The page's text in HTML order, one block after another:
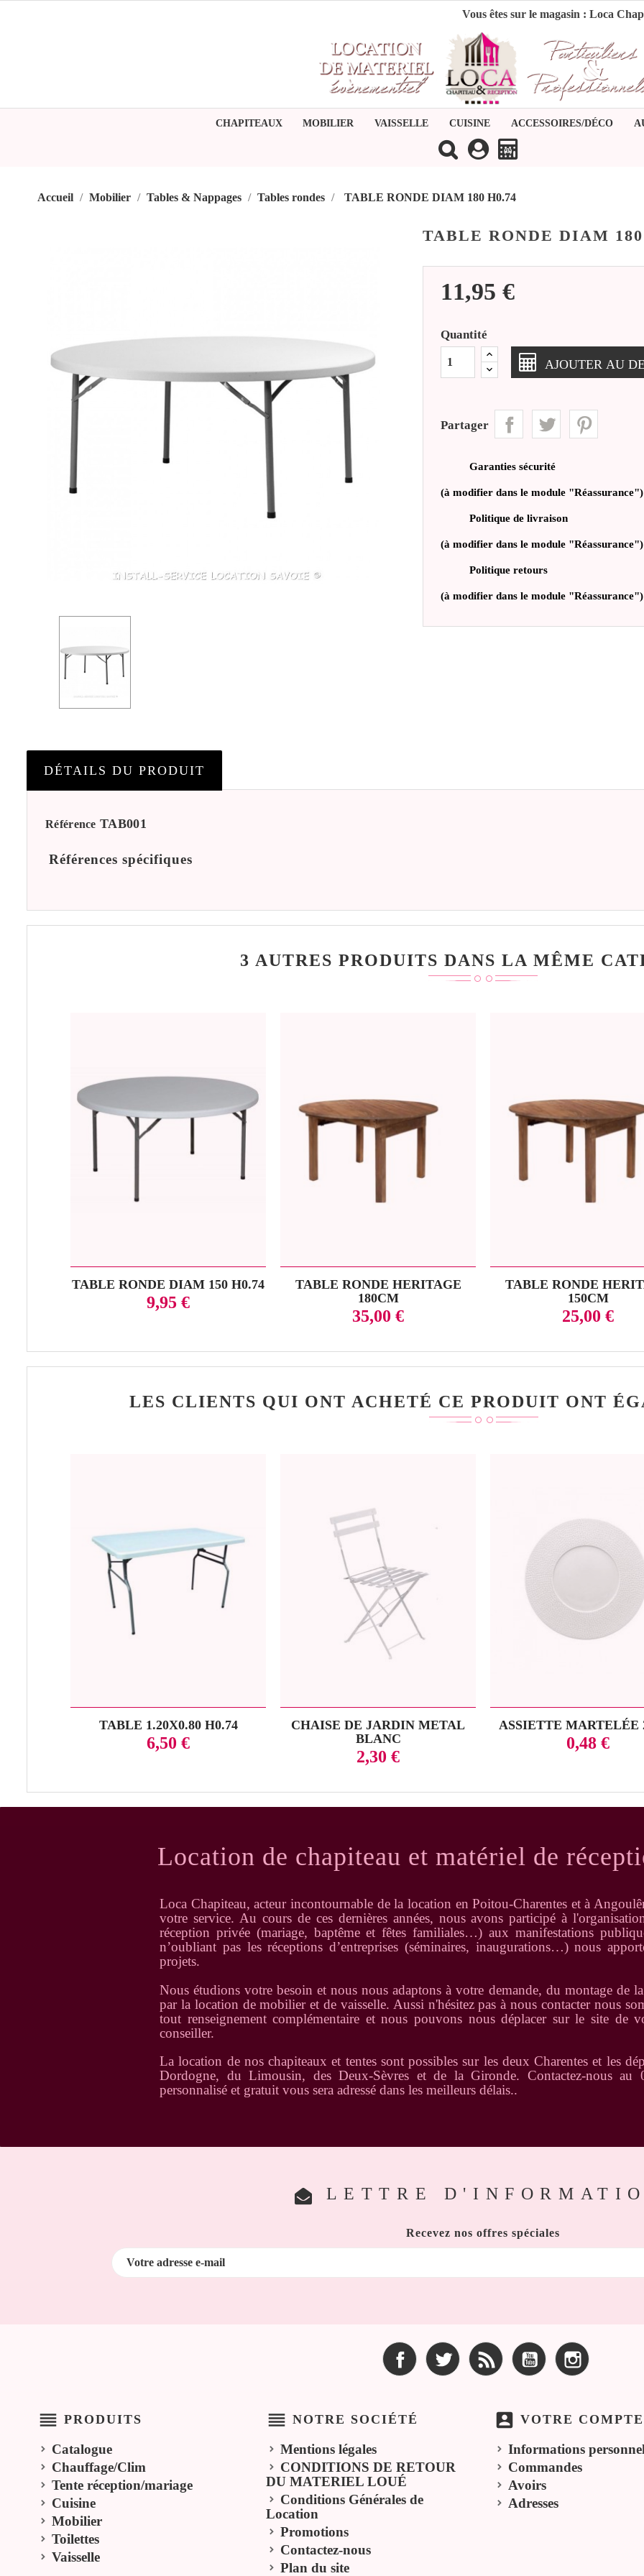
Vous êtes sur le magasin : Loca
CHAPITEAUX MOBILIER VAISSELLE CUISINE ACCESSOIRES/DÉCO
(0)
Accueil Mobilier Tables & Nappages Tables rondes TABLE RONDE DIAM 180 H0.74
TABLE RONDE DIAM
11,95 €
Quantité
AJOUTER AU
Partager
Garanties sécurité
(à modifier dans le module "Réassurance")
Politique de livraison
(à modifier dans le module "Réassurance")
Politique retours
(à modifier dans le module "Réassurance")
DÉTAILS DU PRODUIT
Référence TAB001
Références spécifiques
3 AUTRES PRODUITS DANS LA MÊME
TABLE RONDE DIAM 150 H0.74
Prix
9,95 €
TABLE RONDE HERITAGE
180CM
Prix
35,00 €
TABLE RONDE
150CM
Prix
25,00 €
LES CLIENTS QUI ONT ACHETÉ CE PRODUIT ONT
TABLE 1.20X0.80 H0.74
Prix
6,50 €
CHAISE DE JARDIN METAL
BLANC
Prix
2,30 €
ASSIETTE MARTELÉE
Prix
0,48 €
Location de chapiteau et matériel de
Loca Chapiteau, acteur incontournable de la location en Poitou-Charentes et à
votre service. Au cours de ces dernières années, nous avons participé à
réception privée (mariage, baptême et fêtes familiales…) aux manifestations
n’oubliant pas les réceptions d’entreprises (séminaires, inaugurations…) nous
projets.
Nous étudions votre besoin et nous nous adaptons à votre demande, du montage de
par la location de mobilier et de vaisselle. Aussi n'hésitez pas à nous contacter nous
tout renseignement complémentaire et nous pouvons nous déplacer sur le site de
conseiller.
La location de nos chapiteaux et tentes sont possibles sur les deux Charentes et les
Dordogne, du Limousin, des Deux-Sèvres et de la Gironde. Contactez-nous
personnalisé et gratuit vous sera adressé dans les meilleurs délais..
LETTRE
Recevez nos offres spéciales
Facebook Twitter Rss YouTube
reorder PRODUITS
Catalogue
Chauffage/Clim
Tente réception/mariage
Cuisine
Mobilier
Toilettes
Vaisselle
reorder NOTRE SOCIÉTÉ
Mentions légales
CONDITIONS DE RETOUR
DU MATERIEL LOUÉ
Conditions Générales de
Location
Promotions
Contactez-nous
Plan du site
account_box VOTRE COMPTE
Informations
Commandes
Avoirs
Adresses